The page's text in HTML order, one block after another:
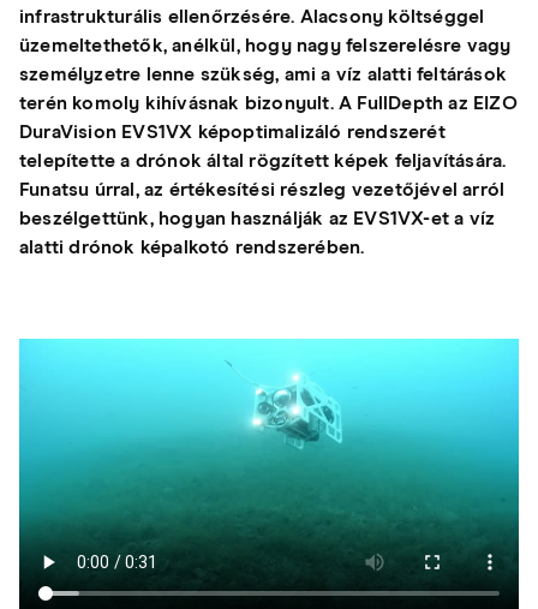
infrastrukturális ellenőrzésére. Alacsony költséggel
üzemeltethetők, anélkül, hogy nagy felszerelésre vagy
személyzetre lenne szükség, ami a víz alatti feltárások
terén komoly kihívásnak bizonyult. A FullDepth az EIZO
DuraVision EVS1VX képoptimalizáló rendszerét
telepítette a drónok által rögzített képek feljavítására.
Funatsu úrral, az értékesítési részleg vezetőjével arról
beszélgettünk, hogyan használják az EVS1VX-et a víz
alatti drónok képalkotó rendszerében.